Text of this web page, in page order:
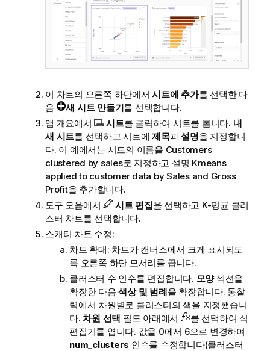
이 차트의 오른쪽 하단에서시트에 추가를 선택한 다
음
새 시트 만들기를 선택합니다.
앱 개요에서
시트를 클릭하여 시트를 봅니다. 내
새 시트를 선택하고 시트에제목과설명을 지정합니
다. 이 예에서는 시트의 이름을 Customers
clustered by sales로 지정하고 설명 Kmeans
applied to customer data by Sales and Gross
Profit을 추가합니다.
도구 모음에서
시트 편집을 선택하고 K-평균 클러
스터 차트를 선택합니다.
스캐터 차트 수정:
차트 확대: 차트가 캔버스에서 크게 표시되도
록 오른쪽 하단 모서리를 끕니다.
클러스터 수 인수를 편집합니다. 모양섹션을
확장한 다음색상 및 범례을 확장합니다. 통찰
력에서 차원별로 클러스터의 색을 지정했습니
다. 차원 선택 필드 아래에서
를 선택하여 식
편집기를 엽니다. 값을 0에서 6으로 변경하여
num_clusters 인수를 수정합니다(클러스터